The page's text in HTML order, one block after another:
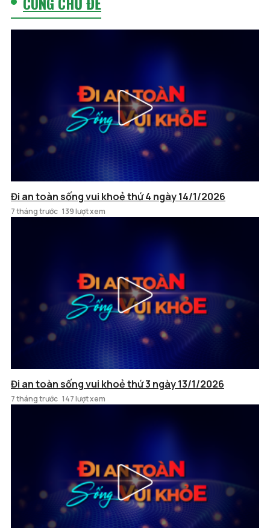
Đi an toàn sống vui khoẻ thứ 4 ngày 14/1/2026
7 tháng trước 139 lượt xem
Đi an toàn sống vui khoẻ thứ 3 ngày 13/1/2026
7 tháng trước 147 lượt xem